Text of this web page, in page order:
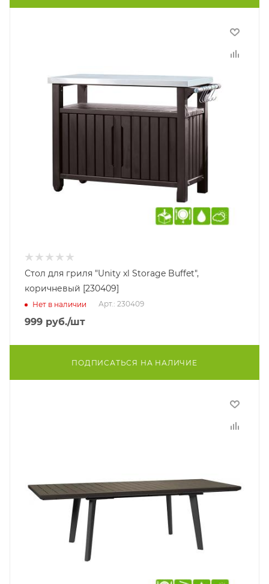
Стол для гриля "Unity xl Storage Buffet",
коричневый [230409]
Нет в наличии Арт.: 230409
999 руб./шт
ПОДПИСАТЬСЯ НА НАЛИЧИЕ